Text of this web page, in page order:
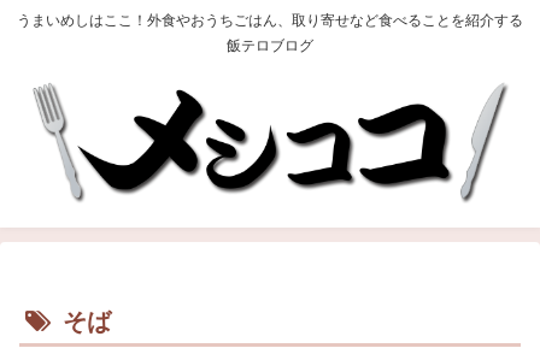
うまいめしはここ！外食やおうちごはん、取り寄せなど食べることを紹介する
飯テロブログ
そば